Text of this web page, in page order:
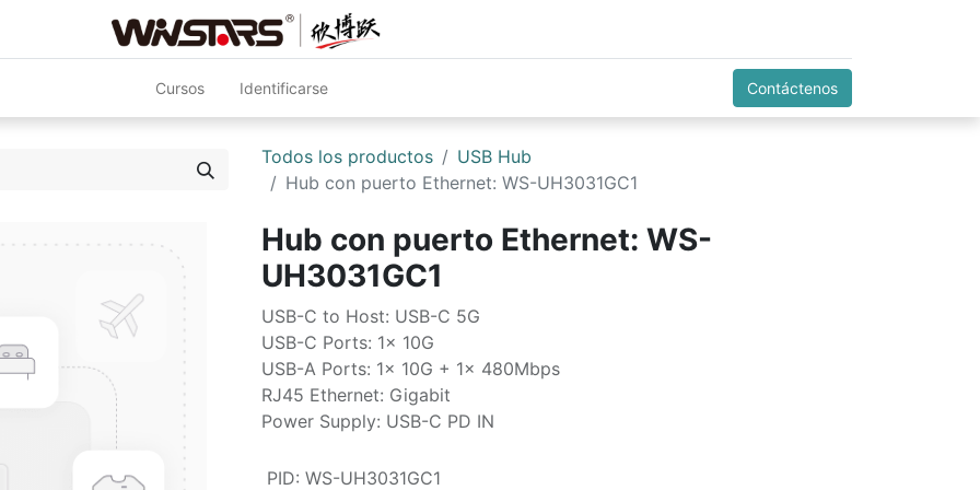
Cursos Identificarse Contáctenos
Todos los productos
USB Hub
Hub con puerto Ethernet: WS-UH3031GC1
Hub con puerto Ethernet: WS-
UH3031GC1
USB-C to Host: USB-C 5G
USB-C Ports: 1x 10G
USB-A Ports: 1x 10G + 1x 480Mbps
RJ45 Ethernet: Gigabit
Power Supply: USB-C PD IN
PID: WS-UH3031GC1